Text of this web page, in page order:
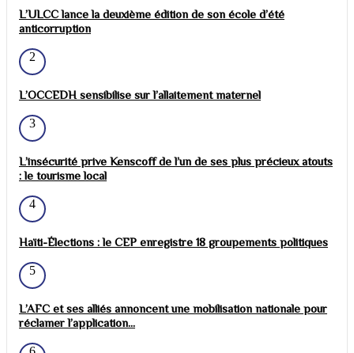
L’ULCC lance la deuxième édition de son école d’été
anticorruption
2
L’OCCEDH sensibilise sur l’allaitement maternel
3
L’insécurité prive Kenscoff de l’un de ses plus précieux atouts
: le tourisme local
4
Haïti-Élections : le CEP enregistre 18 groupements politiques
5
L’AFC et ses alliés annoncent une mobilisation nationale pour
réclamer l’application...